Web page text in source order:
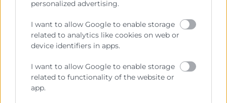
personalized advertising.
I want to allow Google to enable storage
related to analytics like cookies on web or
device identifiers in apps.
I want to allow Google to enable storage
related to functionality of the website or
app.
04
COMUNIDAD ALUMNI